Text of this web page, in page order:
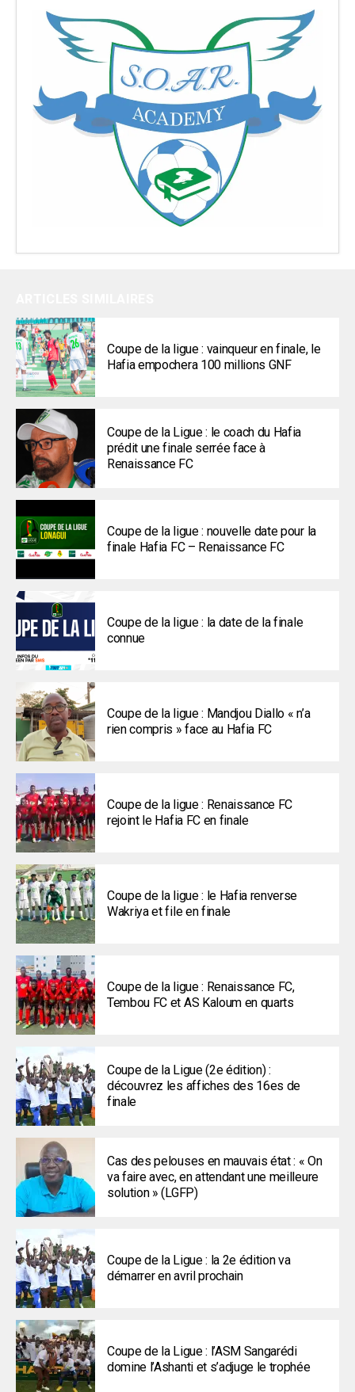
Coupe de la ligue : vainqueur en finale, le
Hafia empochera 100 millions GNF
Coupe de la Ligue : le coach du Hafia
prédit une finale serrée face à
Renaissance FC
Coupe de la ligue : nouvelle date pour la
finale Hafia FC – Renaissance FC
Coupe de la ligue : la date de la finale
connue
Coupe de la ligue : Mandjou Diallo « n’a
rien compris » face au Hafia FC
Coupe de la ligue : Renaissance FC
rejoint le Hafia FC en finale
Coupe de la ligue : le Hafia renverse
Wakriya et file en finale
Coupe de la ligue : Renaissance FC,
Tembou FC et AS Kaloum en quarts
Coupe de la Ligue (2e édition) :
découvrez les affiches des 16es de
finale
Cas des pelouses en mauvais état : « On
va faire avec, en attendant une meilleure
solution » (LGFP)
Coupe de la Ligue : la 2e édition va
démarrer en avril prochain
Coupe de la Ligue : l’ASM Sangarédi
domine l’Ashanti et s’adjuge le trophée